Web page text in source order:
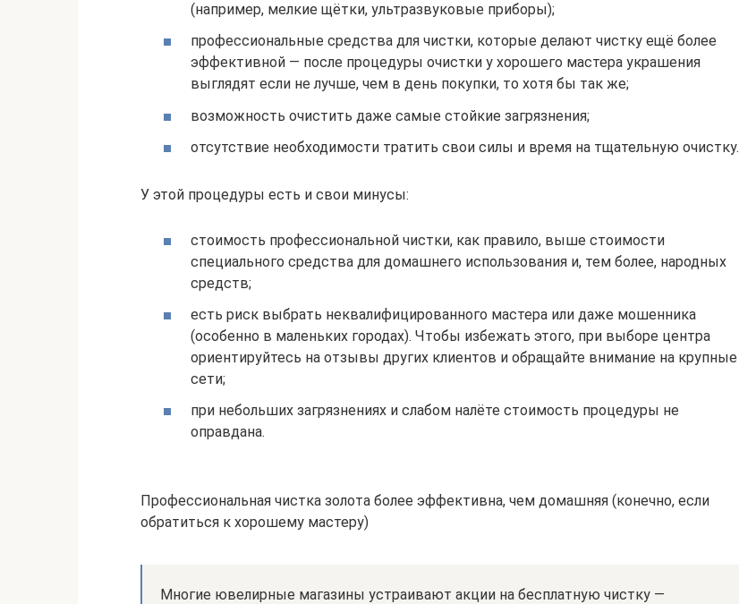
(например, мелкие щётки, ультразвуковые приборы);
профессиональные средства для чистки, которые делают чистку ещё более
эффективной — после процедуры очистки у хорошего мастера украшения
выглядят если не лучше, чем в день покупки, то хотя бы так же;
возможность очистить даже самые стойкие загрязнения;
отсутствие необходимости тратить свои силы и время на тщательную очистку.
У этой процедуры есть и свои минусы:
стоимость профессиональной чистки, как правило, выше стоимости
специального средства для домашнего использования и, тем более, народных
средств;
есть риск выбрать неквалифицированного мастера или даже мошенника
(особенно в маленьких городах). Чтобы избежать этого, при выборе центра
ориентируйтесь на отзывы других клиентов и обращайте внимание на крупные
сети;
при небольших загрязнениях и слабом налёте стоимость процедуры не
оправдана.
Профессиональная чистка золота более эффективна, чем домашняя (конечно, если
обратиться к хорошему мастеру)
Многие ювелирные магазины устраивают акции на бесплатную чистку —